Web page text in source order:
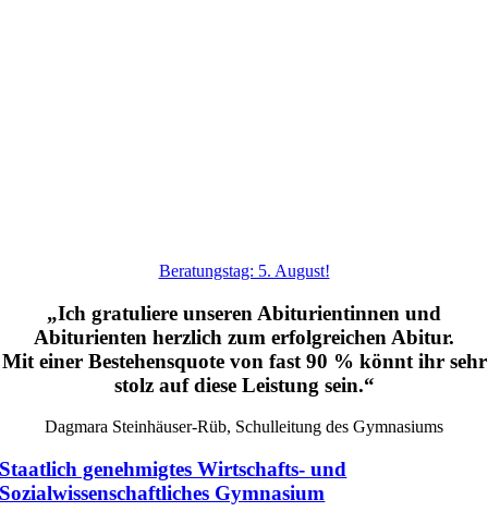
Beratungstag: 5. August!
„Ich gratuliere unseren Abiturientinnen und
Abiturienten herzlich zum erfolgreichen Abitur.
Mit einer Bestehensquote von fast 90 % könnt ihr sehr
stolz auf diese Leistung sein.“
Dagmara Steinhäuser-Rüb, Schulleitung des Gymnasiums
Staatlich genehmigtes Wirtschafts- und
Sozialwissenschaftliches Gymnasium